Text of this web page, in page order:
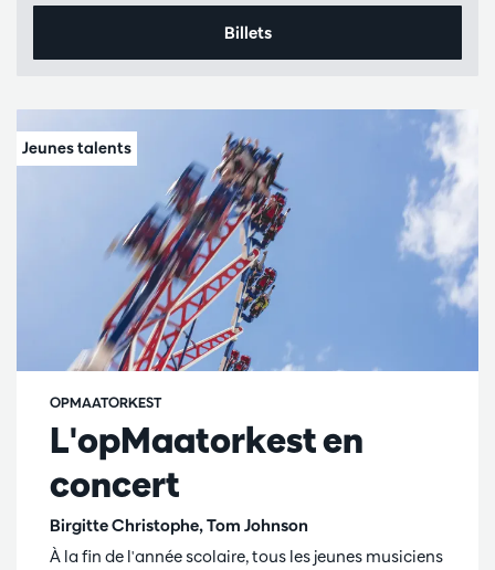
Billets
L'opMaatorkest en
concert
Birgitte Christophe, Tom Johnson
OPMAATORKEST
À la fin de l'année scolaire, tous les jeunes musiciens